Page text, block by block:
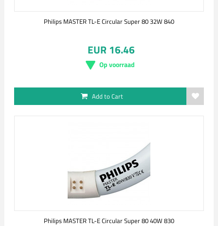
Philips MASTER TL-E Circular Super 80 32W 840
EUR 16.46
Op voorraad
Add to Cart
Philips MASTER TL-E Circular Super 80 40W 830